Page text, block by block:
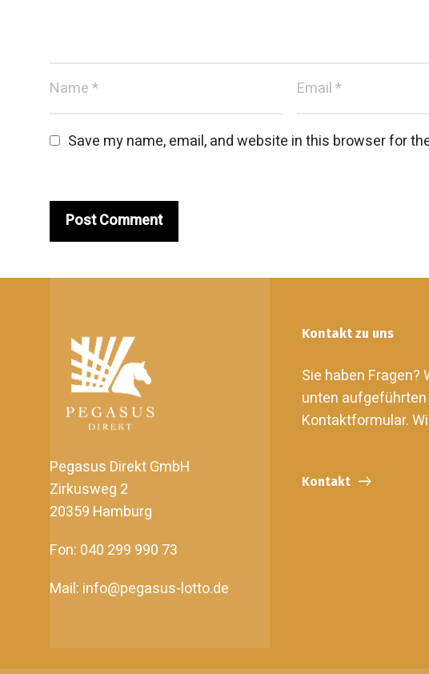
Save my name, email, and website in this browser for
Pegasus Direkt GmbH
Zirkusweg 2
20359 Hamburg
Fon: 040 299 990 73
Mail: info@pegasus-lotto.de
Kontakt zu uns
Sie haben Fragen?
unten
Kontaktformular.
Kontakt